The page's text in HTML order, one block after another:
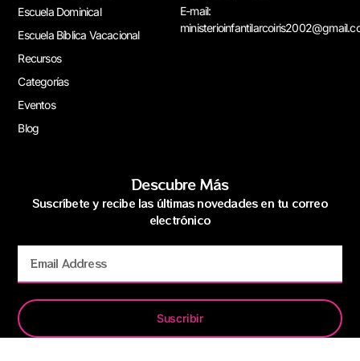
Escuela Dominical
Escuela Bíblica Vacacional
Recursos
Categorías
Eventos
Blog
E-mail:
Descubre Más
Suscríbete y recibe las últimas novedades en tu correo
electrónico
Suscribir